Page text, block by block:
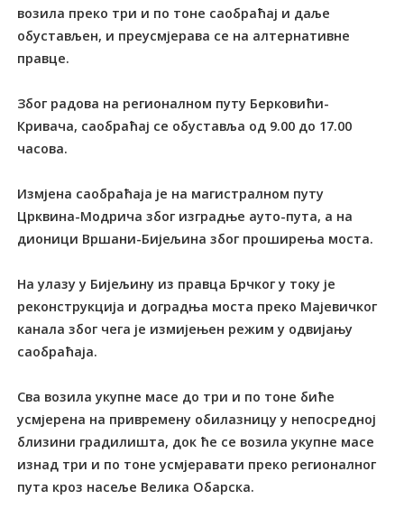
возила преко три и по тоне саобраћај и даље
обустављен, и преусмјерава се на алтернативне
правце.
Због радова на регионалном путу Берковићи-
Кривача, саобраћај се обуставља од 9.00 до 17.00
часова.
Измјена саобраћаја је на магистралном путу
Црквина-Модрича због изградње ауто-пута, а на
дионици Вршани-Бијељина због проширења моста.
На улазу у Бијељину из правца Брчког у току је
реконструкција и доградња моста преко Мајевичког
канала због чега је измијењен режим у одвијању
саобраћаја.
Сва возила укупне масе до три и по тоне биће
усмјерена на привремену обилазницу у непосредној
близини градилишта, док ће се возила укупне масе
изнад три и по тоне усмјеравати преко регионалног
пута кроз насеље Велика Обарска.